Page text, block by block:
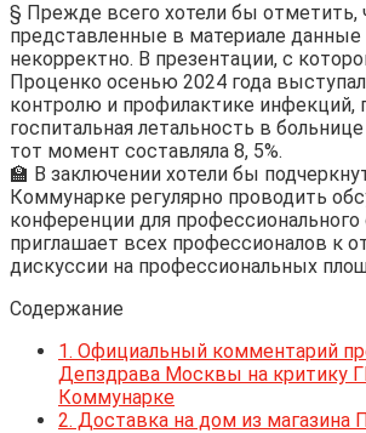
§ Прежде всего хотели бы отметить,
представленные в материале
некорректно. В презентации, с
Проценко осенью 2024 года
контролю и профилактике инфекций,
госпитальная летальность в
тот момент составляла 8, 5%.
🏫 В заключении хотели бы
Коммунарке регулярно проводить
конференции для
приглашает всех профессионалов к
дискуссии на профессиональных
Содержание
1. Официальный комментарий
Депздрава Москвы на критику
Коммунарке
2. Доставка на дом из магазина